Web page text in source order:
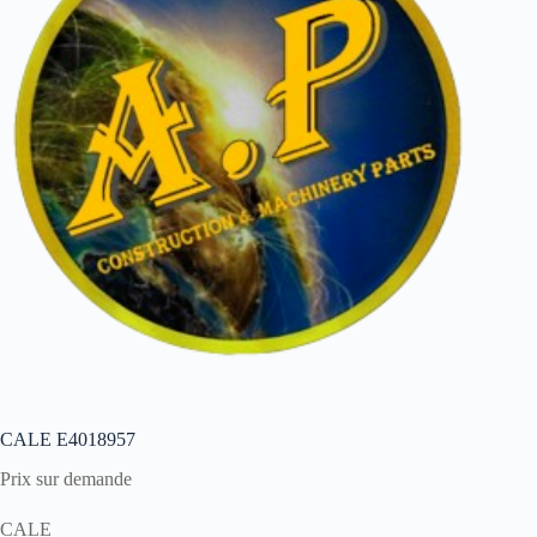
CALE E4018957
Prix sur demande
CALE